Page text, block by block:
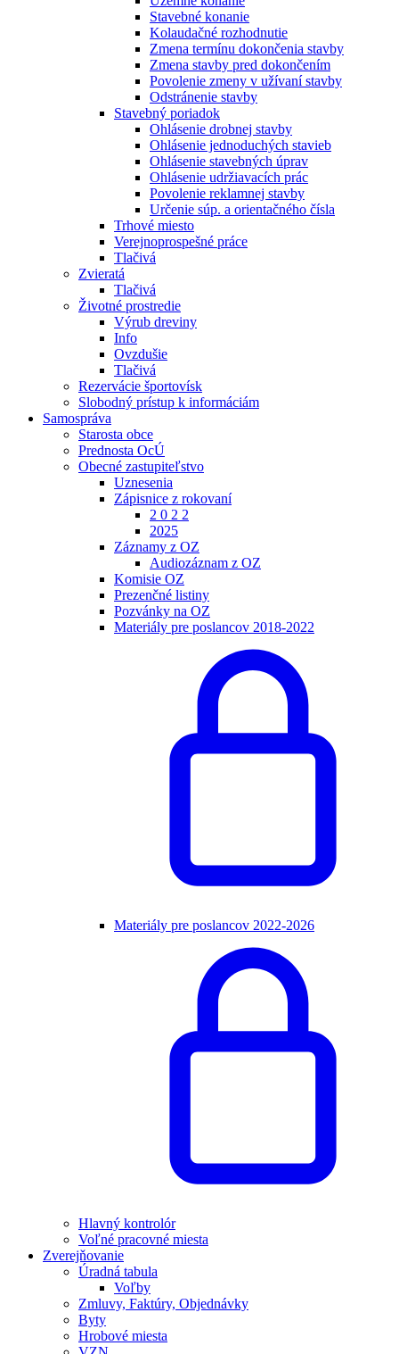
Stavebné konanie
Kolaudačné rozhodnutie
Zmena termínu dokončenia stavby
Zmena stavby pred dokončením
Povolenie zmeny v užívaní stavby
Odstránenie stavby
Stavebný poriadok
Ohlásenie drobnej stavby
Ohlásenie jednoduchých stavieb
Ohlásenie stavebných úprav
Ohlásenie udržiavacích prác
Povolenie reklamnej stavby
Určenie súp. a orientačného čísla
Trhové miesto
Verejnoprospešné práce
Tlačivá
Zvieratá
Tlačivá
Životné prostredie
Výrub dreviny
Info
Ovzdušie
Tlačivá
Rezervácie športovísk
Slobodný prístup k informáciám
Samospráva
Starosta obce
Prednosta OcÚ
Obecné zastupiteľstvo
Uznesenia
Zápisnice z rokovaní
2 0 2 2
2025
Záznamy z OZ
Audiozáznam z OZ
Komisie OZ
Prezenčné listiny
Pozvánky na OZ
Materiály pre poslancov 2018-2022
Materiály pre poslancov 2022-2026
Hlavný kontrolór
Voľné pracovné miesta
Zverejňovanie
Úradná tabula
Voľby
Zmluvy, Faktúry, Objednávky
Byty
Hrobové miesta